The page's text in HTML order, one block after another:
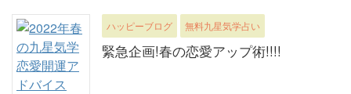
ハッピーブログ 無料九星気学占い
緊急企画!春の恋愛アップ術!!!!